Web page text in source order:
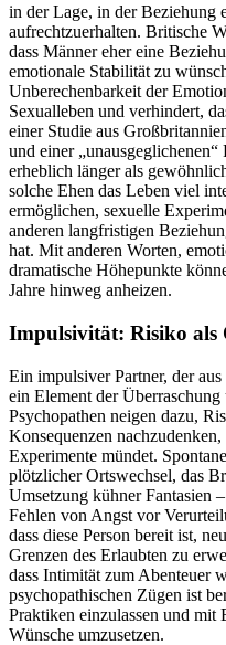
in der Lage, in der Beziehung
aufrechtzuerhalten. Britische
dass Männer eher eine
emotionale Stabilität zu
Unberechenbarkeit der
Sexualleben und verhindert,
einer Studie aus
und einer
erheblich länger als
solche Ehen das Leben viel
ermöglichen, sexuelle
anderen langfristigen
hat. Mit anderen Worten,
dramatische Höhepunkte
Jahre hinweg anheizen.
Impulsivität: Risiko als
Ein impulsiver Partner, der
ein Element der
Psychopathen neigen dazu,
Konsequenzen
Experimente mündet.
plötzlicher Ortswechsel, das
Umsetzung kühner Fantasien
Fehlen von Angst vor
dass diese Person bereit ist,
Grenzen des Erlaubten zu
dass Intimität zum Abenteuer
psychopathischen Zügen ist
Praktiken einzulassen und mit
Wünsche umzusetzen.